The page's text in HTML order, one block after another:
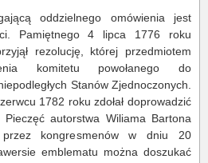
oddzielnego omówienia jest
Pamiętnego 4 lipca 1776 roku
rezolucję, której przedmiotem
komitetu powołanego do
Stanów Zjednoczonych.
1782 roku zdołał doprowadzić
autorstwa Wiliama Bartona
przez kongresmenów w dniu 20
emblematu można doszukać